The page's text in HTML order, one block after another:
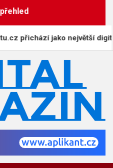
jako největší digitální